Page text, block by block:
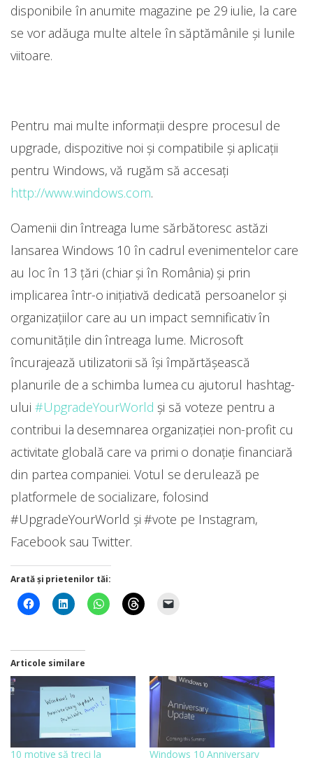
disponibile în anumite magazine pe 29 iulie, la care
se vor adăuga multe altele în săptămânile şi lunile
viitoare.
Pentru mai multe informații despre procesul de
upgrade, dispozitive noi şi compatibile şi aplicații
pentru Windows, vă rugăm să accesați
http://www.windows.com.
Oamenii din întreaga lume sărbătoresc astăzi
lansarea Windows 10 în cadrul evenimentelor care
au loc în 13 țări (chiar și în România) și prin
implicarea într-o inițiativă dedicată persoanelor şi
organizațiilor care au un impact semnificativ în
comunitățile din întreaga lume. Microsoft
încurajează utilizatorii să își împărtășească
planurile de a schimba lumea cu ajutorul hashtag-
ului #UpgradeYourWorld și să voteze pentru a
contribui la desemnarea organizației non-profit cu
activitate globală care va primi o donație financiară
din partea companiei. Votul se derulează pe
platformele de socializare, folosind
#UpgradeYourWorld şi #vote pe Instagram,
Facebook sau Twitter.
Arată și prietenilor tăi:
Articole similare
10 motive să treci la
Windows 10 Anniversary